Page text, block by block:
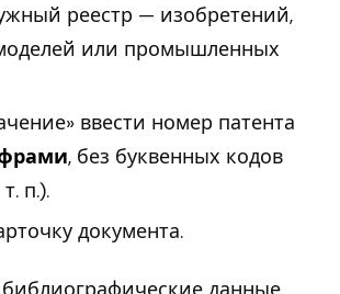
реестр — изобретений,
или промышленных
ввести номер патента
, без буквенных кодов
т. п.).
документа.